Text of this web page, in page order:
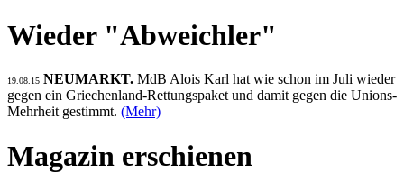
Wieder "Abweichler"
19.08.15 NEUMARKT. MdB Alois Karl hat wie schon im Juli wieder
gegen ein Griechenland-Rettungspaket und damit gegen die Unions-
Mehrheit gestimmt. (Mehr)
Magazin erschienen